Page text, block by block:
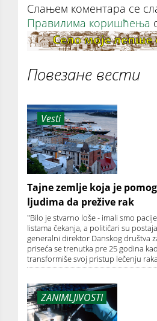
Слањем коментара се
Правилима коришћења
Повезане вести
Vesti
Tajne zemlje koja je
ljudima da prežive rak
"Bilo je stvarno loše - imali smo
listama čekanja, a političari su
generalni direktor Danskog društva
priseća se trenutka pre 25 godina
transformiše svoj pristup lečenju
ZANIMLJIVOSTI